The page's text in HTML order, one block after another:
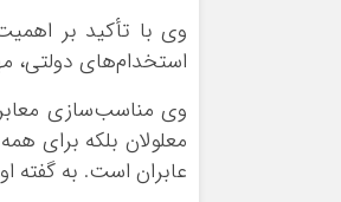
وی با تأکید بر
استخدام‌های دولتی،
وی مناسب‌سازی
عابران است. به گفته